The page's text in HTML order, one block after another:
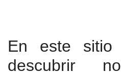
En este sitio
descubrir